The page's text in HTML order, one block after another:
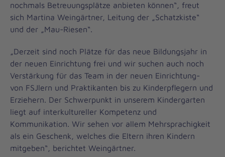
nochmals Betreuungsplätze anbieten können“, freut
sich Martina Weingärtner, Leitung der „Schatzkiste“
und der „Mau-Riesen“.
„Derzeit sind noch Plätze für das neue Bildungsjahr in
der neuen Einrichtung frei und wir suchen auch noch
Verstärkung für das Team in der neuen Einrichtung-
von FSJlern und Praktikanten bis zu Kinderpflegern und
Erziehern. Der Schwerpunkt in unserem Kindergarten
liegt auf interkultureller Kompetenz und
Kommunikation. Wir sehen vor allem Mehrsprachigkeit
als ein Geschenk, welches die Eltern ihren Kindern
mitgeben“, berichtet Weingärtner.